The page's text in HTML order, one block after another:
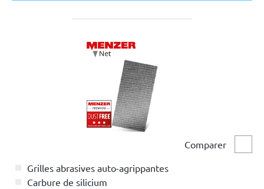
Comparer
Grilles abrasives auto-agrippantes
Carbure de silicium